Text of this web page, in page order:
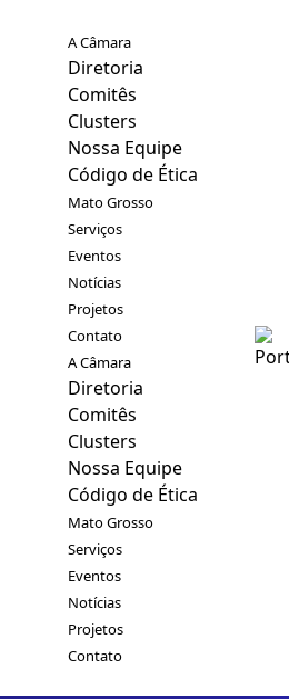
A Câmara
Diretoria
Comitês
Clusters
Nossa Equipe
Código de Ética
Mato Grosso
Serviços
Eventos
Notícias
Projetos
Contato
A Câmara
Diretoria
Comitês
Clusters
Nossa Equipe
Código de Ética
Mato Grosso
Serviços
Eventos
Notícias
Projetos
Contato